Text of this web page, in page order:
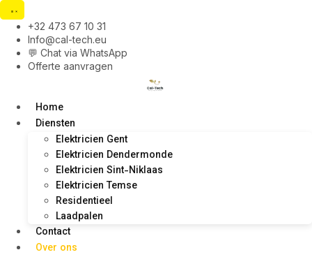
+32 473 67 10 31
Info@cal-tech.eu
💬 Chat via WhatsApp
Offerte aanvragen
Home
Diensten
Elektricien Gent
Elektricien Dendermonde
Elektricien Sint-Niklaas
Elektricien Temse
Residentieel
Laadpalen
Contact
Over ons